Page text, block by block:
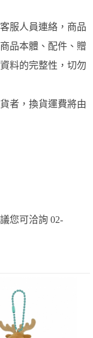
服人員連絡，商品
品本體、配件、贈
料的完整性，切勿
者，換貨運費將由
您可洽詢 02-